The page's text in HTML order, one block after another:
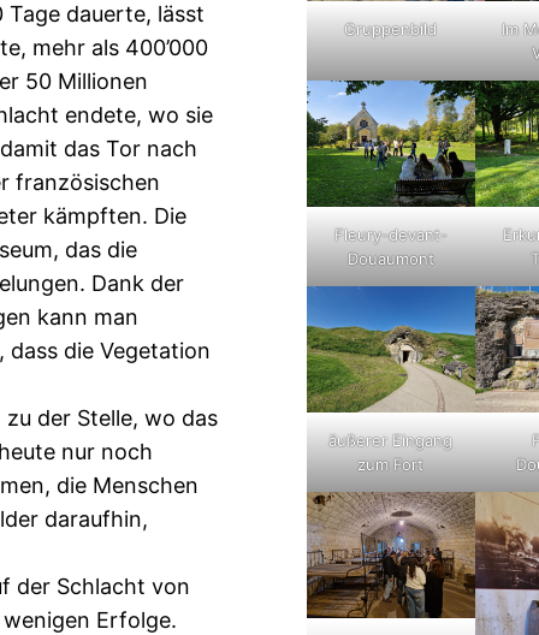
Tage dauerte, lässt
mehr als 400’000
50 Millionen
endete, wo sie
das Tor nach
französischen
kämpften. Die
das die
Dank der
kann man
die Vegetation
der Stelle, wo das
nur noch
die Menschen
daraufhin,
der Schlacht von
Erfolge.
Gruppenbild
Im
Fleury-devant-
Douaumont
äußerer Eingang
zum Fort